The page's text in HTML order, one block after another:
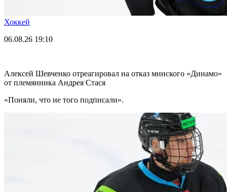
Хоккей
06.08.26 19:10
Алексей Шевченко отреагировал на отказ минского «Динамо»
от племянника Андрея Стася
«Поняли, что не того подписали».